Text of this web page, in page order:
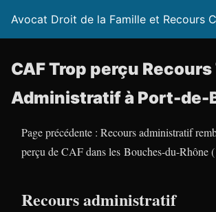
Avocat Droit de la Famille et Recours
CAF Trop perçu
Administratif à Port-de-
Page précédente : Recours administratif
perçu de CAF dans les Bouches-du-Rhône
Recours administratif